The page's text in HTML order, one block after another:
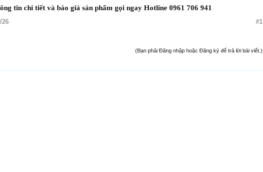
tin chi tiết và báo giá sản phẩm gọi ngay Hotline 0961 706 941
26 #1
(Bạn phải Đăng nhập hoặc Đăng ký để trả lời bài viết.)